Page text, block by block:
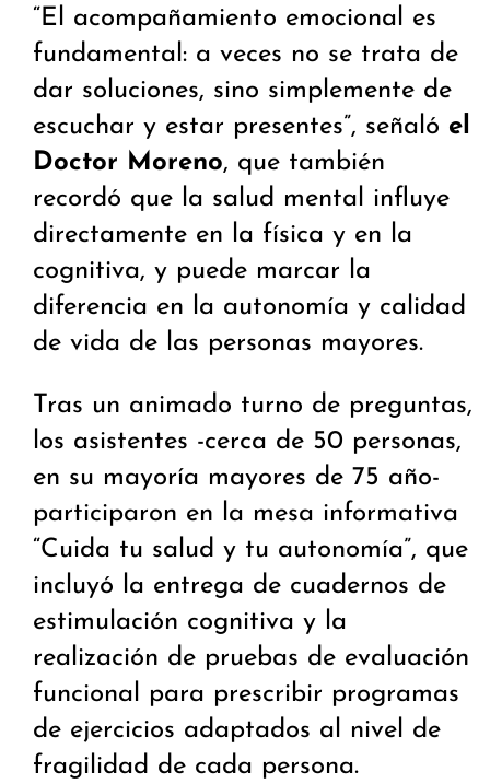
“El acompañamiento emocional es
fundamental: a veces no se trata de
dar soluciones, sino simplemente de
escuchar y estar presentes”, señaló el
Doctor Moreno, que también
recordó que la salud mental influye
directamente en la física y en la
cognitiva, y puede marcar la
diferencia en la autonomía y calidad
de vida de las personas mayores.
Tras un animado turno de preguntas,
los asistentes -cerca de 50 personas,
en su mayoría mayores de 75 año-
participaron en la mesa informativa
“Cuida tu salud y tu autonomía”, que
incluyó la entrega de cuadernos de
estimulación cognitiva y la
realización de pruebas de evaluación
funcional para prescribir programas
de ejercicios adaptados al nivel de
fragilidad de cada persona.